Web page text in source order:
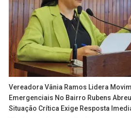
Vereadora Vânia Ramos Lidera
Emergenciais No Bairro Rubens
Situação Crítica Exige Resposta